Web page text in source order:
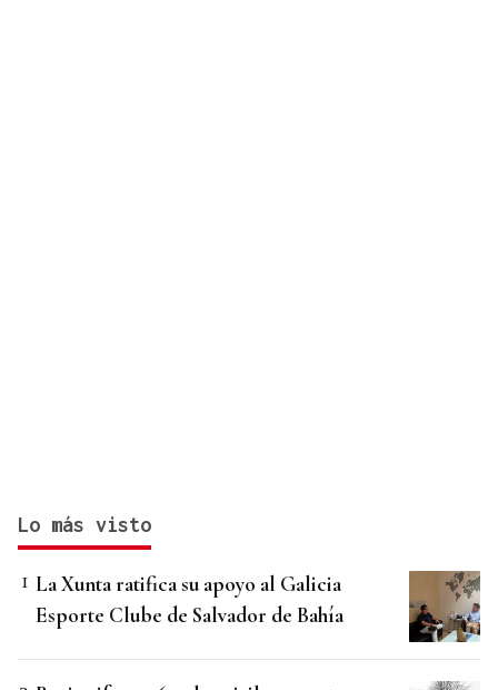
Lo más visto
La Xunta ratifica su apoyo al Galicia
Esporte Clube de Salvador de Bahía